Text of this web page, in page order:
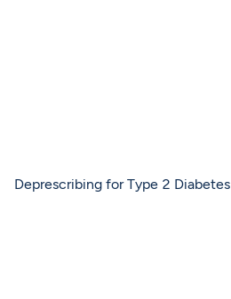
Deprescribing for Type 2 Diabetes